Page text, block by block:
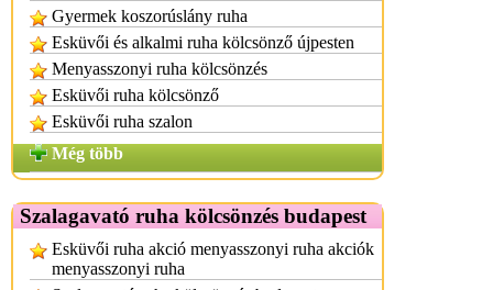
Gyermek koszorúslány ruha
Esküvői és alkalmi ruha kölcsönző újpesten
Menyasszonyi ruha kölcsönzés
Esküvői ruha kölcsönző
Esküvői ruha szalon
Még több
Szalagavató ruha kölcsönzés budapest
Esküvői ruha akció menyasszonyi ruha akciók
menyasszonyi ruha